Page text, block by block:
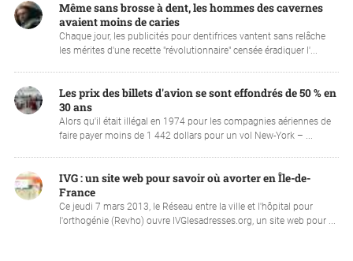
Même sans brosse à dent, les hommes des cavernes
avaient moins de caries
Chaque jour, les publicités pour dentifrices vantent sans relâche
les mérites d'une recette "révolutionnaire" censée éradiquer l'...
Les prix des billets d'avion se sont effondrés de 50 % en
30 ans
Alors qu'il était illégal en 1974 pour les compagnies aériennes de
faire payer moins de 1 442 dollars pour un vol New-York – ...
IVG : un site web pour savoir où avorter en Île-de-
France
Ce jeudi 7 mars 2013, le Réseau entre la ville et l'hôpital pour
l'orthogénie (Revho) ouvre IVGlesadresses.org, un site web pour ...